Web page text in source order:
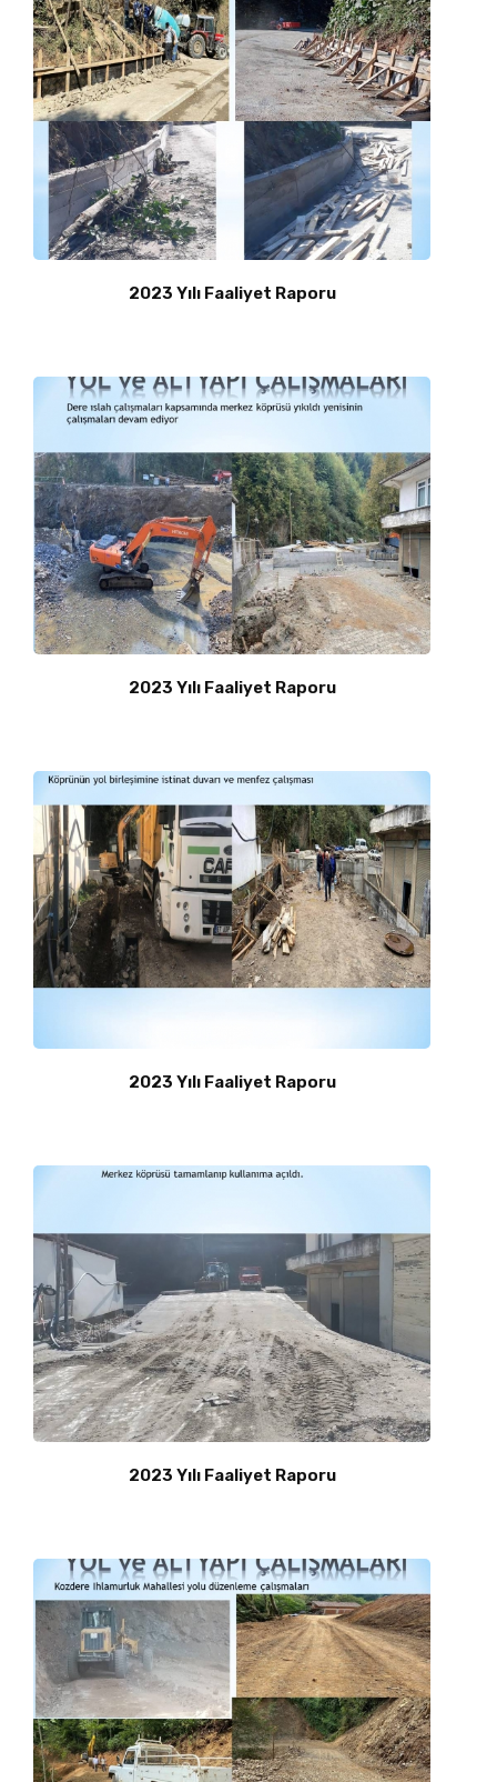
2023 Yılı Faaliyet Raporu
2023 Yılı Faaliyet Raporu
2023 Yılı Faaliyet Raporu
2023 Yılı Faaliyet Raporu